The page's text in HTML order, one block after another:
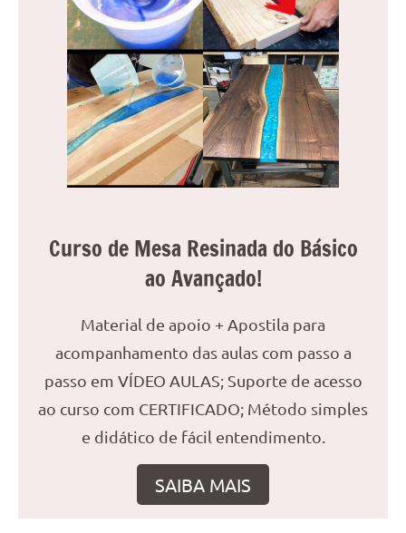
Curso de Mesa Resinada do Básico
ao Avançado!
Material de apoio + Apostila para
acompanhamento das aulas com passo a
passo em VÍDEO AULAS; Suporte de acesso
ao curso com CERTIFICADO; Método simples
e didático de fácil entendimento.
SAIBA MAIS